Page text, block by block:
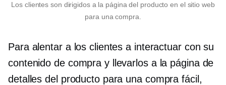
Los clientes son dirigidos a la página del producto en el sitio web
para una compra.
Para alentar a los clientes a interactuar con su
contenido de compra y llevarlos a la página de
detalles del producto para una compra fácil,